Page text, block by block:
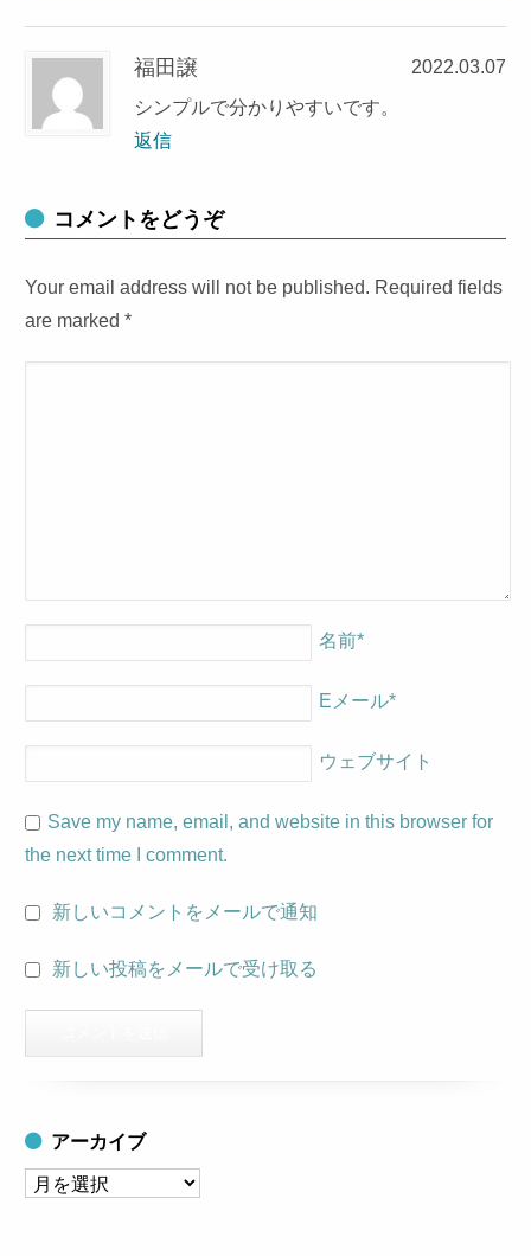
福田譲
2022.03.07
シンプルで分かりやすいです。
返信
コメントをどうぞ
Your email address will not be published. Required fields
are marked*
名前*
Eメール*
ウェブサイト
Save my name, email, and website in this browser for
the next time I comment.
新しいコメントをメールで通知
新しい投稿をメールで受け取る
アーカイブ
ア